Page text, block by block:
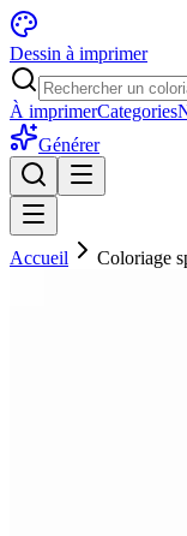
Dessin à imprimer
À imprimerCategories
Générer
Accueil Coloriage